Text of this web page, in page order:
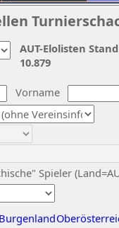
Vorname
Spieler
Burgenland
AUT-Elolisten
10.879